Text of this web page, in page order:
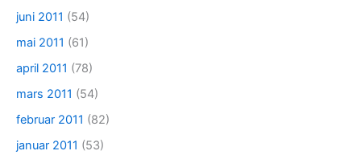
juni 2011 (54)
mai 2011 (61)
april 2011 (78)
mars 2011 (54)
februar 2011 (82)
januar 2011 (53)